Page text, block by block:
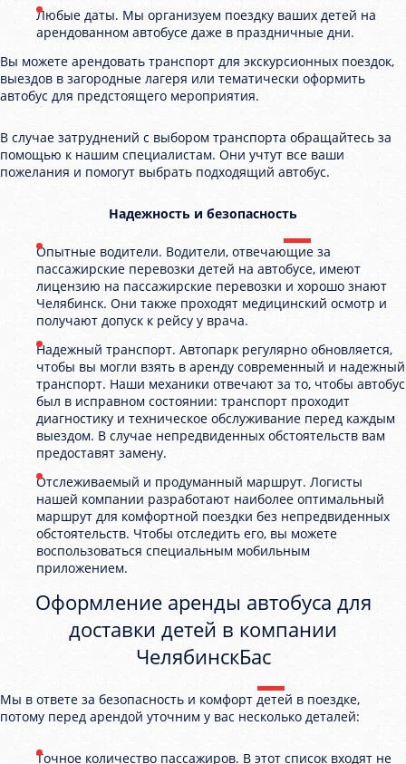
Любые даты. Мы организуем поездку ваших детей на
арендованном автобусе даже в праздничные дни.
Вы можете арендовать транспорт для экскурсионных поездок,
выездов в загородные лагеря или тематически оформить
автобус для предстоящего мероприятия.
В случае затруднений с выбором транспорта обращайтесь за
помощью к нашим специалистам. Они учтут все ваши
пожелания и помогут выбрать подходящий автобус.
Надежность и безопасность
Опытные водители. Водители, отвечающие за
пассажирские перевозки детей на автобусе, имеют
лицензию на пассажирские перевозки и хорошо знают
Челябинск. Они также проходят медицинский осмотр и
получают допуск к рейсу у врача.
Надежный транспорт. Автопарк регулярно обновляется,
чтобы вы могли взять в аренду современный и надежный
транспорт. Наши механики отвечают за то, чтобы автобус
был в исправном состоянии: транспорт проходит
диагностику и техническое обслуживание перед каждым
выездом. В случае непредвиденных обстоятельств вам
предоставят замену.
Отслеживаемый и продуманный маршрут. Логисты
нашей компании разработают наиболее оптимальный
маршрут для комфортной поездки без непредвиденных
обстоятельств. Чтобы отследить его, вы можете
воспользоваться специальным мобильным
приложением.
Оформление аренды автобуса для
доставки детей в компании
ЧелябинскБас
Мы в ответе за безопасность и комфорт детей в поездке,
потому перед арендой уточним у вас несколько деталей:
Точное количество пассажиров. В этот список входят не